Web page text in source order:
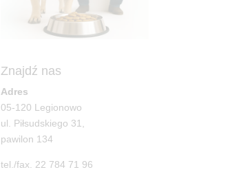
Znajdź nas
Adres
05-120 Legionowo
ul. Piłsudskiego 31,
pawilon 134
tel./fax. 22 784 71 96